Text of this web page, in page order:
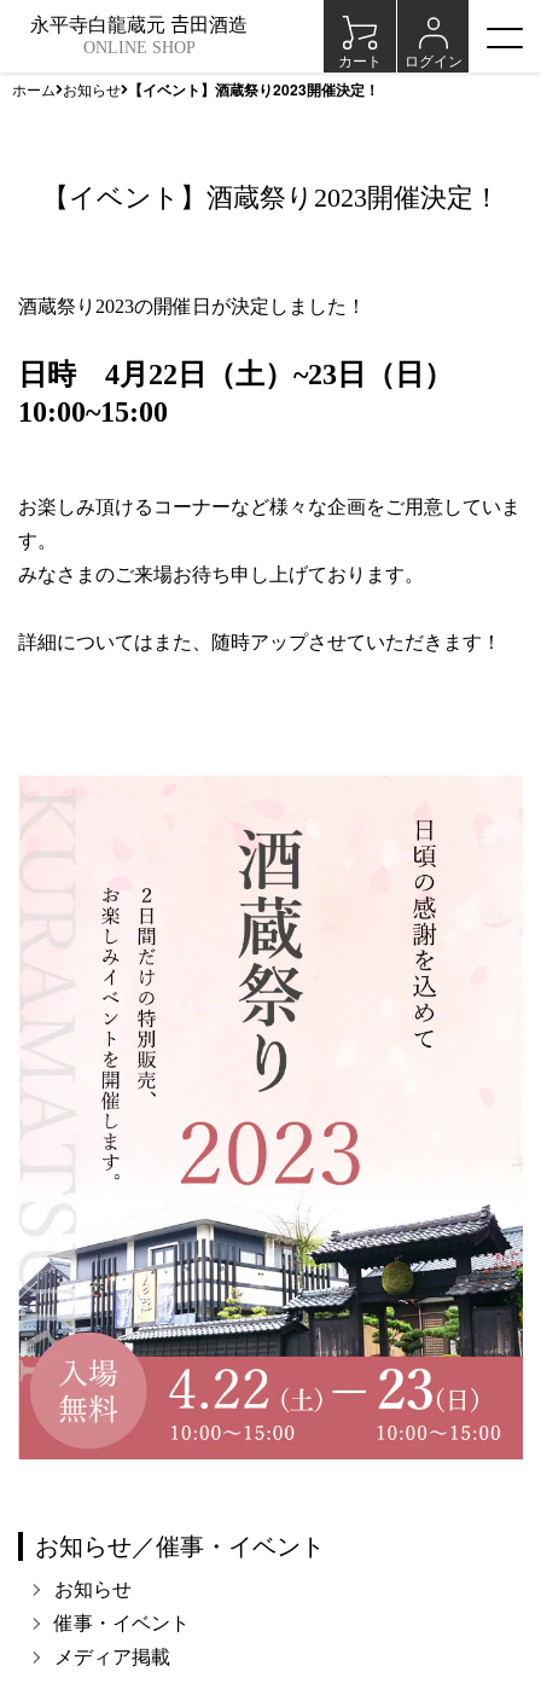
永平寺白龍蔵元 𠮷田酒造
ONLINE SHOP
カート
ログイン
ホーム お知らせ 【イベント】酒蔵祭り2023開催決定！
【イベント】酒蔵祭り2023開催決定！
酒蔵祭り2023の開催日が決定しました！
日時 4月22日（土）~23日（日）
10:00~15:00
お楽しみ頂けるコーナーなど様々な企画をご用意していま
す。
みなさまのご来場お待ち申し上げております。
詳細についてはまた、随時アップさせていただきます！
お知らせ／催事・イベント
お知らせ
催事・イベント
メディア掲載